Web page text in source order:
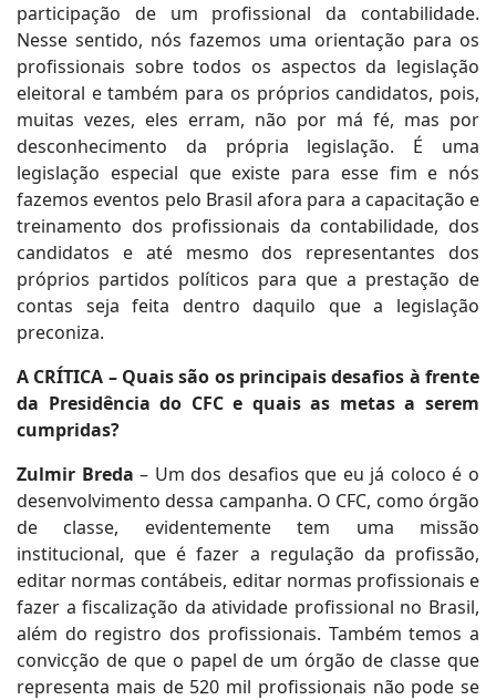
participação de um profissional da contabilidade.
Nesse sentido, nós fazemos uma orientação para os
profissionais sobre todos os aspectos da legislação
eleitoral e também para os próprios candidatos, pois,
muitas vezes, eles erram, não por má fé, mas por
desconhecimento da própria legislação. É uma
legislação especial que existe para esse fim e nós
fazemos eventos pelo Brasil afora para a capacitação e
treinamento dos profissionais da contabilidade, dos
candidatos e até mesmo dos representantes dos
próprios partidos políticos para que a prestação de
contas seja feita dentro daquilo que a legislação
preconiza.
A CRÍTICA – Quais são os principais desafios à frente
da Presidência do CFC e quais as metas a serem
cumpridas?
Zulmir Breda – Um dos desafios que eu já coloco é o
desenvolvimento dessa campanha. O CFC, como órgão
de classe, evidentemente tem uma missão
institucional, que é fazer a regulação da profissão,
editar normas contábeis, editar normas profissionais e
fazer a fiscalização da atividade profissional no Brasil,
além do registro dos profissionais. Também temos a
convicção de que o papel de um órgão de classe que
representa mais de 520 mil profissionais não pode se